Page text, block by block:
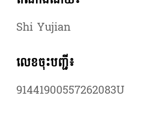
Shi Yujian
លេខចុះបញ្ជី៖
91441900557262083U